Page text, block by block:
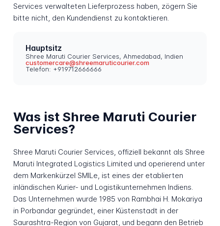
Services verwalteten Lieferprozess haben, zögern Sie
bitte nicht, den Kundendienst zu kontaktieren.
Hauptsitz
Shree Maruti Courier Services, Ahmedabad, Indien
customercare@shreemaruticourier.com
Telefon: +919712666666
Was ist Shree Maruti Courier
Services?
Shree Maruti Courier Services, offiziell bekannt als Shree
Maruti Integrated Logistics Limited und operierend unter
dem Markenkürzel SMILe, ist eines der etablierten
inländischen Kurier- und Logistikunternehmen Indiens.
Das Unternehmen wurde 1985 von Rambhai H. Mokariya
in Porbandar gegründet, einer Küstenstadt in der
Saurashtra-Region von Gujarat, und begann den Betrieb